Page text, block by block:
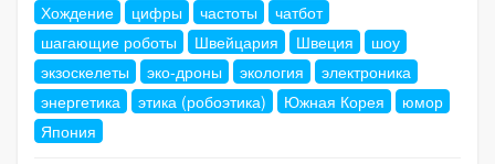
Хождение
цифры частоты
чатбот
шагающие роботы
Швейцария Швеция
шоу
экзоскелеты
эко-дроны экология
электроника
энергетика
этика (робоэтика) Южная Корея
юмор
Япония